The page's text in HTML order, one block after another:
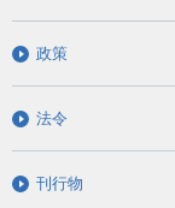
政策
法令
刊行物